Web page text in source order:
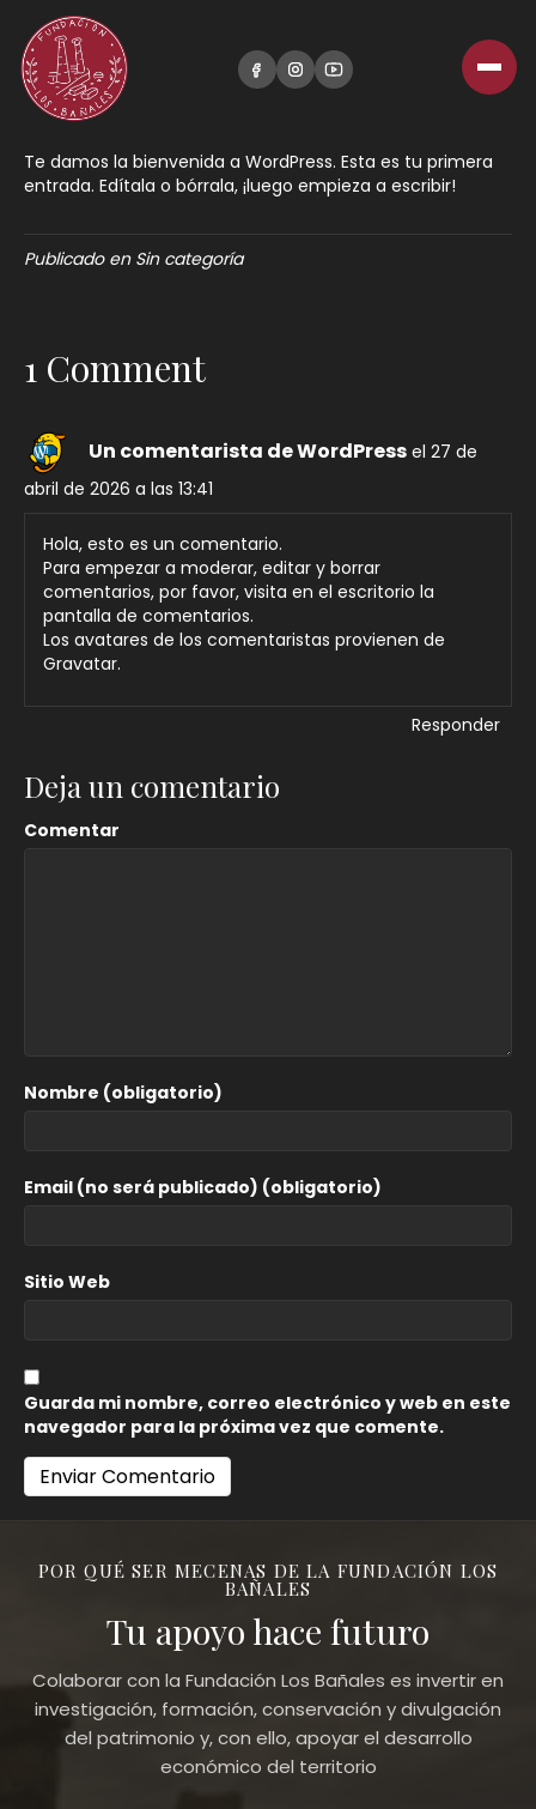
¡Hola, mundo!
PorLosBanales
Te damos la bienvenida a WordPress. Esta es tu primera
entrada. Edítala o bórrala, ¡luego empieza a escribir!
Publicado en Sin categoría
1 Comment
Un comentarista de WordPress el 27 de
abril de 2026 a las 13:41
Hola, esto es un comentario.
Para empezar a moderar, editar y borrar
comentarios, por favor, visita en el escritorio la
pantalla de comentarios.
Los avatares de los comentaristas provienen de
Gravatar.
Responder
Deja un comentario
Comentar
Nombre (obligatorio)
Email (no será publicado) (obligatorio)
Sitio Web
Guarda mi nombre, correo electrónico y web en este
navegador para la próxima vez que comente.
POR QUÉ SER MECENAS DE LA FUNDACIÓN LOS
BAÑALES
Tu apoyo hace futuro
Colaborar con la Fundación Los Bañales es invertir en
investigación, formación, conservación y divulgación
del patrimonio y, con ello, apoyar el desarrollo
económico del territorio